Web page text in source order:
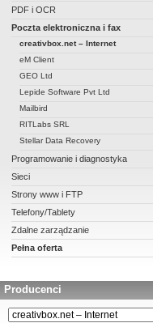
PDF i OCR
Poczta elektroniczna i fax
creativbox.net – Internet
eM Client
GEO Ltd
Lepide Software Pvt Ltd
Mailbird
RITLabs SRL
Stellar Data Recovery
Programowanie i diagnostyka
Sieci
Strony www i FTP
Telefony/Tablety
Zdalne zarządzanie
Pełna oferta
Producenci